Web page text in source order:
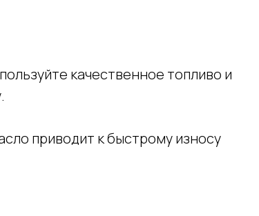
качественное топливо и
приводит к быстрому износу